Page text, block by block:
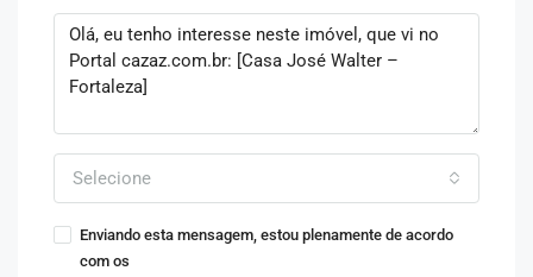
Selecione
Enviando esta mensagem, estou plenamente de acordo
com os